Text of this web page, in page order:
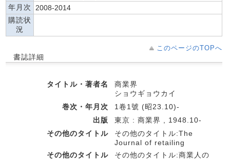
年月次
2008-2014
購読状
況
このページのTOPへ
書誌詳細
タイトル・著者名
商業界
ショウギョウカイ
巻次・年月次
1卷1號 (昭23.10)-
出版
東京 : 商業界 , 1948.10-
その他のタイトル
その他のタイトル:The
Journal of retailing
その他のタイトル
その他のタイトル:商業人の